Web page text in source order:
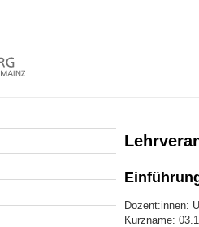
Dozent:innen:
Kurzname: